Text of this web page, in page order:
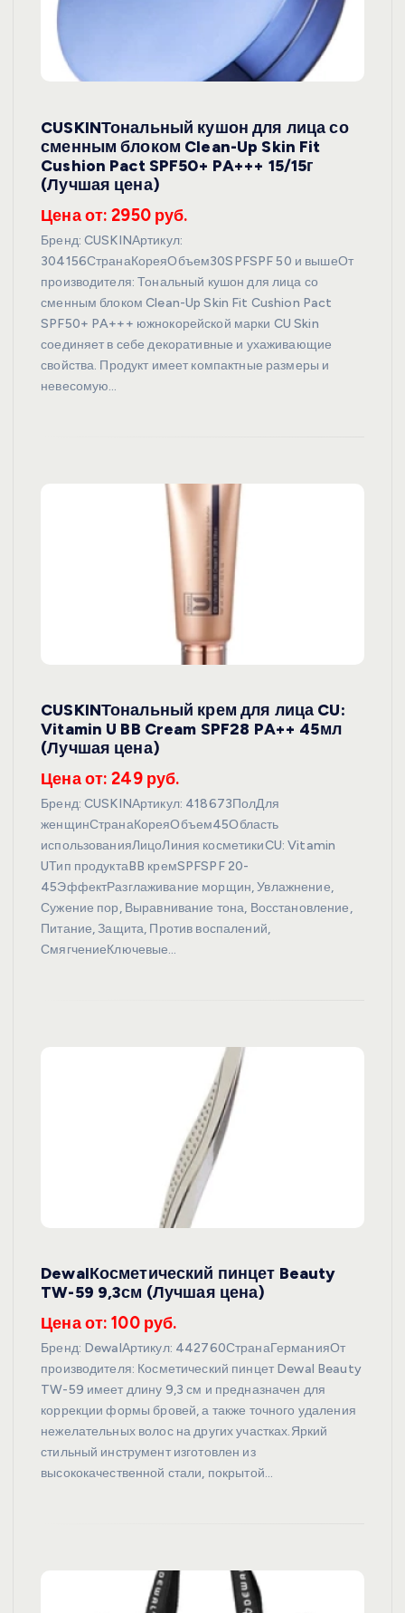
CUSKINТональный кушон для лица со
сменным блоком Clean-Up Skin Fit
Cushion Pact SPF50+ PA+++ 15/15г
(Лучшая цена)
Цена от: 2950 руб.
Бренд: CUSKINАртикул:
304156СтранаКореяОбъем30SPFSPF 50 и вышеОт
производителя: Тональный кушон для лица со
сменным блоком Clean-Up Skin Fit Cushion Pact
SPF50+ PA+++ южнокорейской марки CU Skin
соединяет в себе декоративные и ухаживающие
свойства. Продукт имеет компактные размеры и
невесомую…
CUSKINТональный крем для лица CU:
Vitamin U BB Cream SPF28 PA++ 45мл
(Лучшая цена)
Цена от: 249 руб.
Бренд: CUSKINАртикул: 418673ПолДля
женщинСтранаКореяОбъем45Область
использованияЛицоЛиния косметикиCU: Vitamin
UТип продуктаBB кремSPFSPF 20-
45ЭффектРазглаживание морщин, Увлажнение,
Сужение пор, Выравнивание тона, Восстановление,
Питание, Защита, Против воспалений,
СмягчениеКлючевые…
DewalКосметический пинцет Beauty
TW-59 9,3см (Лучшая цена)
Цена от: 100 руб.
Бренд: DewalАртикул: 442760СтранаГерманияОт
производителя: Косметический пинцет Dewal Beauty
TW-59 имеет длину 9,3 см и предназначен для
коррекции формы бровей, а также точного удаления
нежелательных волос на других участках.Яркий
стильный инструмент изготовлен из
высококачественной стали, покрытой…